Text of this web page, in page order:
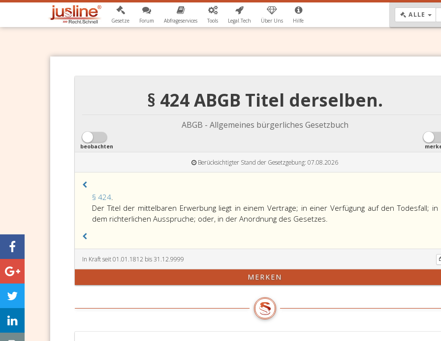
Gesetze Forum Abfrageservices Tools Legal.Tech Über Uns Hilfe
ALLE
§ 424 ABGB Titel derselben.
ABGB - Allgemeines bürgerliches Gesetzbuch
beobachten
Berücksichtigter Stand der Gesetzgebung: 07.08.2026
§ 424.
424,
Der Titel der mittelbaren Erwerbung liegt in einem Vertrage; in einer Verfügung auf den Todesfall; in
dem richterlichen Ausspruche; oder, in der Anordnung des Gesetzes.
In Kraft seit 01.01.1812 bis 31.12.9999
MERKEN